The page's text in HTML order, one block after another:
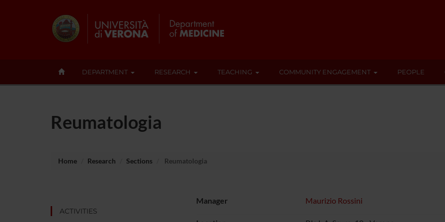
DEPARTMENT RESEARCH TEACHING COMMUNITY ENGAGEMENT PEOPLE
Reumatologia
Home Research Sections Reumatologia
ACTIVITIES
Manager Maurizio Rossini